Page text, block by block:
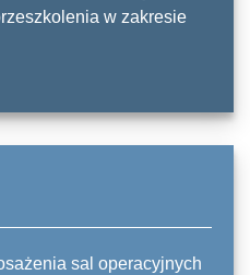
w zakresie
sal operacyjnych